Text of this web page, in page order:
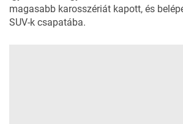
magasabb karosszériát kapott, és
SUV-k csapatába.